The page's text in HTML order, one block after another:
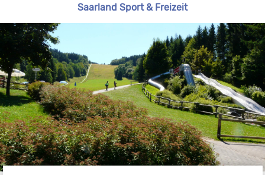
Saarland Sport & Freizeit